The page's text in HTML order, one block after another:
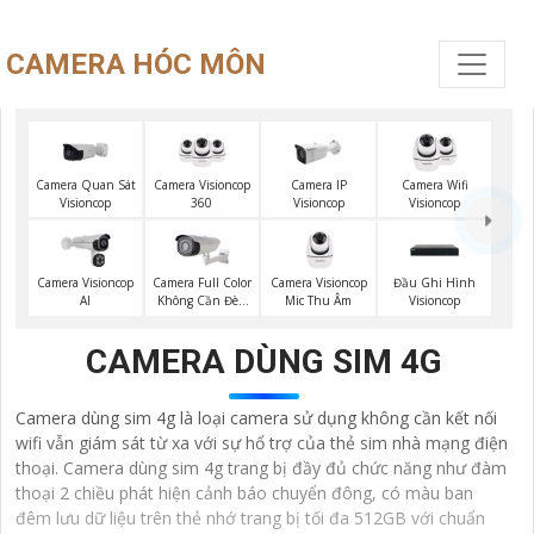
CAMERA HÓC MÔN
Camera Quan Sát
Visioncop
Camera Visioncop
360
Camera IP
Visioncop
Camera Wifi
Visioncop
Camera Visioncop
Al
Camera Full Color
Không Cần Đèn
Camera Visioncop
Mic Thu Âm
Đầu Ghi Hình
Visioncop
CAMERA DÙNG SIM 4G
Camera dùng sim 4g là loại camera sử dụng không cần kết nối
wifi vẫn giám sát từ xa với sự hổ trợ của thẻ sim nhà mạng điện
thoại. Camera dùng sim 4g trang bị đầy đủ chức năng như đàm
thoại 2 chiều phát hiện cảnh báo chuyển đông, có màu ban
đêm lưu dữ liệu trên thẻ nhớ trang bị tối đa 512GB với chuẩn